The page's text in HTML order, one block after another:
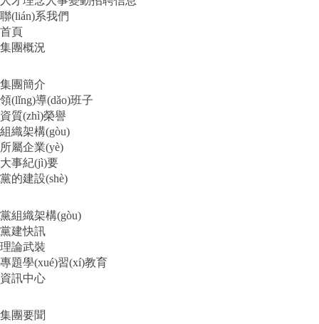
聯(lián)系我們
首頁
集團概況
集團簡介
領(lǐng)導(dǎo)班子
資質(zhì)榮譽
組織架構(gòu)
所屬企業(yè)
大事紀(jì)要
黨的建設(shè)
黨組織架構(gòu)
黨建快訊
理論武裝
專題學(xué)習(xí)教育
資訊中心
集團要聞